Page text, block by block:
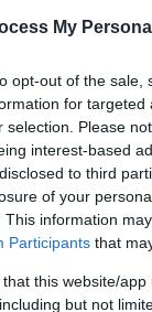
My
opt-out of the
for
selection. Please
interest-based
to third
of your
This information
Participants that
that this website/
but not
«Πάμε
που
«Ο
που
η
με την
θα
πιο ψέματα
πιο
Έχει
θεωρείς